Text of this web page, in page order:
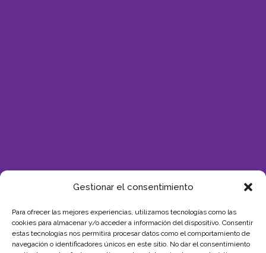
Gestionar el consentimiento
Para ofrecer las mejores experiencias, utilizamos tecnologías como las
cookies para almacenar y/o acceder a información del dispositivo. Consentir
estas tecnologías nos permitirá procesar datos como el comportamiento de
navegación o identificadores únicos en este sitio. No dar el consentimiento
SUBVENCIÓN